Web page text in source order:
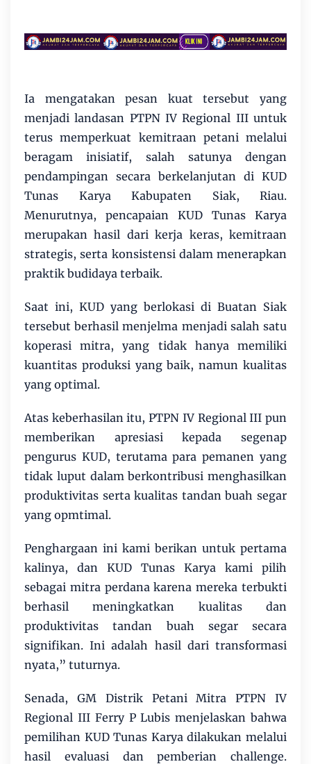
Ia mengatakan pesan kuat tersebut yang
menjadi landasan PTPN IV Regional III untuk
terus memperkuat kemitraan petani melalui
beragam inisiatif, salah satunya dengan
pendampingan secara berkelanjutan di KUD
Tunas Karya Kabupaten Siak, Riau.
Menurutnya, pencapaian KUD Tunas Karya
merupakan hasil dari kerja keras, kemitraan
strategis, serta konsistensi dalam menerapkan
praktik budidaya terbaik.
Saat ini, KUD yang berlokasi di Buatan Siak
tersebut berhasil menjelma menjadi salah satu
koperasi mitra, yang tidak hanya memiliki
kuantitas produksi yang baik, namun kualitas
yang optimal.
Atas keberhasilan itu, PTPN IV Regional III pun
memberikan apresiasi kepada segenap
pengurus KUD, terutama para pemanen yang
tidak luput dalam berkontribusi menghasilkan
produktivitas serta kualitas tandan buah segar
yang opmtimal.
Penghargaan ini kami berikan untuk pertama
kalinya, dan KUD Tunas Karya kami pilih
sebagai mitra perdana karena mereka terbukti
berhasil meningkatkan kualitas dan
produktivitas tandan buah segar secara
signifikan. Ini adalah hasil dari transformasi
nyata,” tuturnya.
Senada, GM Distrik Petani Mitra PTPN IV
Regional III Ferry P Lubis menjelaskan bahwa
pemilihan KUD Tunas Karya dilakukan melalui
hasil evaluasi dan pemberian challenge.